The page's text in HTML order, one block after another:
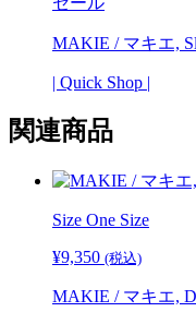
は
¥38,500
た。
格
MAKIE / マキエ,
| Quick Shop |
関連商品
Size One Size
¥9,350 (税込)
MAKIE / マキエ,